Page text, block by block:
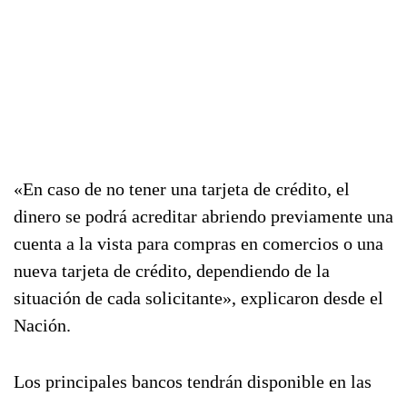
«En caso de no tener una tarjeta de crédito, el
dinero se podrá acreditar abriendo previamente una
cuenta a la vista para compras en comercios o una
nueva tarjeta de crédito, dependiendo de la
situación de cada solicitante», explicaron desde el
Nación.
Los principales bancos tendrán disponible en las